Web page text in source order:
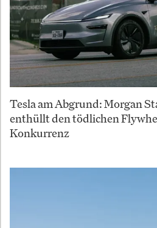
Tesla am Abgrund: Morgan
enthüllt den tödlichen
Konkurrenz